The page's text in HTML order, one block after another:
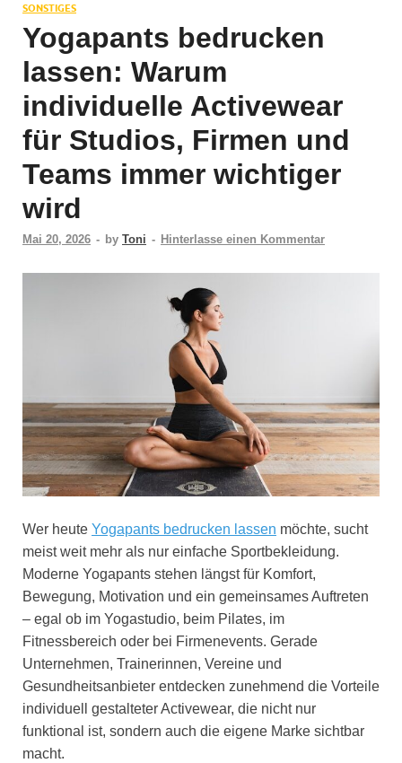
SONSTIGES
Yogapants bedrucken
lassen: Warum
individuelle Activewear
für Studios, Firmen und
Teams immer wichtiger
wird
Mai 20, 2026 - by Toni - Hinterlasse einen Kommentar
Wer heute Yogapants bedrucken lassen möchte, sucht
meist weit mehr als nur einfache Sportbekleidung.
Moderne Yogapants stehen längst für Komfort,
Bewegung, Motivation und ein gemeinsames Auftreten
– egal ob im Yogastudio, beim Pilates, im
Fitnessbereich oder bei Firmenevents. Gerade
Unternehmen, Trainerinnen, Vereine und
Gesundheitsanbieter entdecken zunehmend die Vorteile
individuell gestalteter Activewear, die nicht nur
funktional ist, sondern auch die eigene Marke sichtbar
macht.